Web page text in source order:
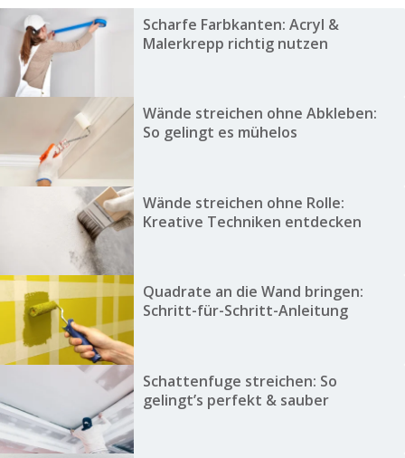
Scharfe Farbkanten: Acryl &
Malerkrepp richtig nutzen
Wände streichen ohne Abkleben:
So gelingt es mühelos
Wände streichen ohne Rolle:
Kreative Techniken entdecken
Quadrate an die Wand bringen:
Schritt-für-Schritt-Anleitung
Schattenfuge streichen: So
gelingt’s perfekt & sauber